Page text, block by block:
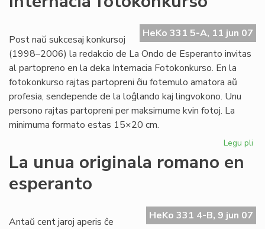
HeKo 331 5-A, 11 jun 07
Post naŭ sukcesaj konkursoj
(1998–2006) la redakcio de La Ondo de Esperanto invitas
al partopreno en la deka Internacia Fotokonkurso. En la
fotokonkurso rajtas partopreni ĉiu fotemulo amatora aŭ
profesia, sendepende de la loĝlando kaj lingvokono. Unu
persono rajtas partopreni per maksimume kvin fotoj. La
minimuma formato estas 15×20 cm.
Legu pli
La unua originala romano en
esperanto
HeKo 331 4-B, 9 jun 07
Antaŭ cent jaroj aperis ĉe